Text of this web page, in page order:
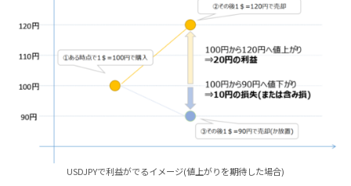
USDJPYで利益がでるイメージ(値上がりを期待した場合)